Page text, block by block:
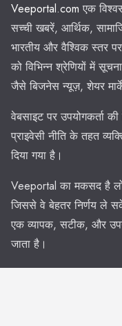
Veeportal.com एक
सच्ची खबरें, आर्थिक,
भारतीय और वैश्विक स्तर
को विभिन्न श्रेणियों में
जैसे बिजनेस न्यूज़, शेयर
वेबसाइट पर उपयोगकर्ता
प्राइवेसी नीति के तहत
दिया गया है।
Veeportal का मकसद है
जिससे वे बेहतर निर्णय ले
एक व्यापक, सटीक, और
जाता है।